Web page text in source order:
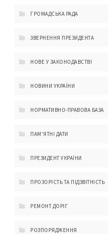
ГРОМАДСЬКА РАДА
ЗВЕРНЕННЯ ПРЕЗИДЕНТА
НОВЕ У ЗАКОНОДАВСТВІ
НОВИНИ УКРАЇНИ
НОРМАТИВНО-ПРАВОВА БАЗА
ПАМ'ЯТНІ ДАТИ
ПРЕЗИДЕНТ УКРАЇНИ
ПРОЗОРІСТЬ ТА ПІДЗВІТНІСТЬ
РЕМОНТ ДОРІГ
РОЗПОРЯДЖЕННЯ